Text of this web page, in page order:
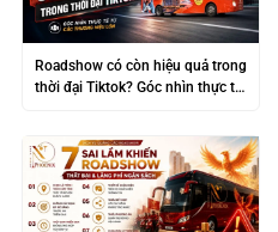
Roadshow có còn hiệu quả trong
thời đại Tiktok? Góc nhìn thực tế